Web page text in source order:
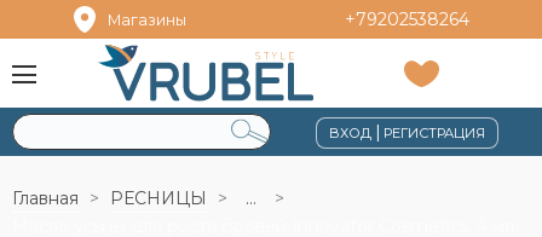
Магазины +79202538264
ВХОД |РЕГИСТРАЦИЯ
Главная РЕСНИЦЫ
...